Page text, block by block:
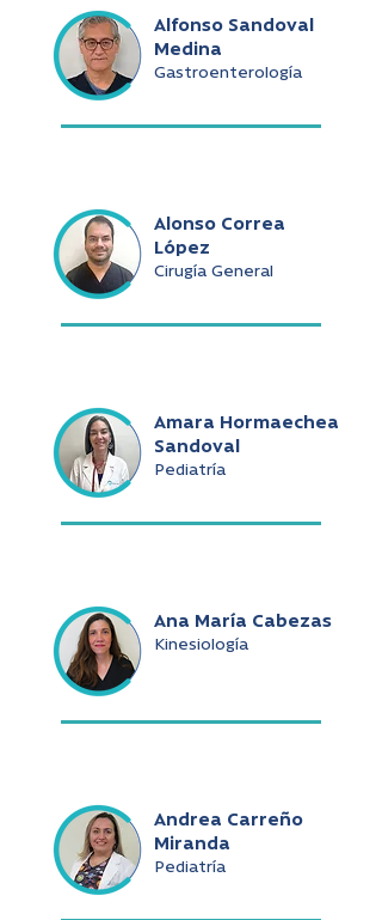
Alfonso Sandoval
Medina
Gastroenterología
Alonso Correa
López
Cirugía General
Amara Hormaechea
Sandoval
Pediatría
Ana María Cabezas
Kinesiología
Andrea Carreño
Miranda
Pediatría